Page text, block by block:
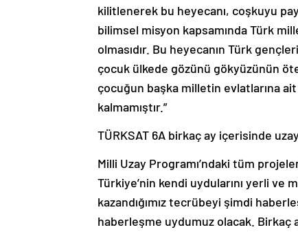
kilitlenerek bu heyecanı, coşkuyu
bilimsel misyon kapsamında Türk
olmasıdır. Bu heyecanın Türk
çocuk ülkede gözünü gökyüzünün
çocuğun başka milletin evlatlarına
kalmamıştır.”
TÜRKSAT 6A birkaç ay içerisinde
Milli Uzay Programı’ndaki tüm
Türkiye’nin kendi uydularını yerli
kazandığımız tecrübeyi şimdi
haberleşme uydumuz olacak. Birkaç